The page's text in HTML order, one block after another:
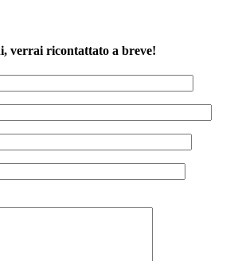
verrai ricontattato a breve!